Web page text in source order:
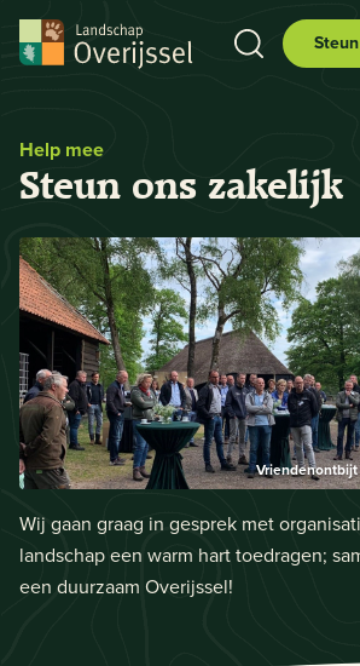
Help mee
Steun ons zakelijk
Wij gaan graag in gesprek met
landschap een warm hart toedragen;
een duurzaam Overijssel!